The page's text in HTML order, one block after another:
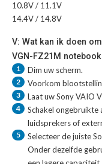
10.8V / 11.1V
14.4V / 14.8V
V: Wat kan ik doen
VGN-FZ21M
1 Dim uw scherm.
2 Voorkom
3 Laat uwSony VAIO
4
Schakel ongebruikte
luidsprekers of
5 Selecteer de juiste
Onder dezelfde